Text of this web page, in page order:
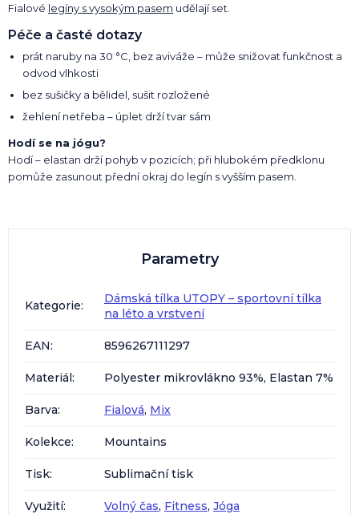
Fialové legíny s vysokým pasem udělají set.
Péče a časté dotazy
prát naruby na 30 °C, bez aviváže – může snižovat funkčnost a
odvod vlhkosti
bez sušičky a bělidel, sušit rozložené
žehlení netřeba – úplet drží tvar sám
Hodí se na jógu?
Hodí – elastan drží pohyb v pozicích; při hlubokém předklonu
pomůže zasunout přední okraj do legín s vyšším pasem.
Parametry
Kategorie:
Dámská tílka UTOPY – sportovní tílka
na léto a vrstvení
EAN: 8596267111297
Materiál: Polyester mikrovlákno 93%, Elastan 7%
Barva: Fialová, Mix
Kolekce: Mountains
Tisk: Sublimační tisk
Využití: Volný čas, Fitness, Jóga